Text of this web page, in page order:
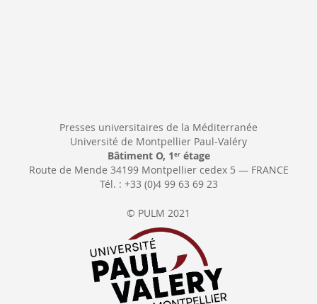
Presses universitaires de la Méditerranée
Université de Montpellier Paul-Valéry
Bâtiment O, 1 erétage
Route de Mende 34199 Montpellier cedex 5 — FRANCE
Tél. : +33 (0)4 99 63 69 23
© PULM 2021